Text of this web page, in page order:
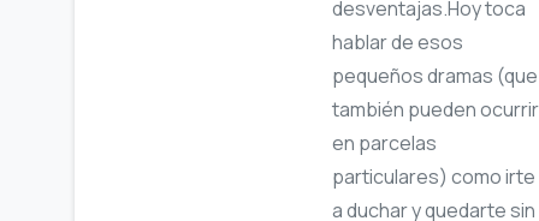
desventajas.Hoy toca
hablar de esos
pequeños dramas (que
también pueden ocurrir
en parcelas
particulares) como irte
a duchar y quedarte sin